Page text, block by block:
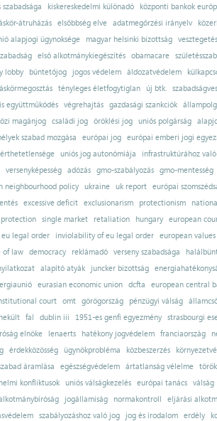
kiskereskedelmi különadó
központi bankok
átruházás
elsőbbség elve adatmegőrzési irányelv
alapjogi ügynoksége
magyar helsinki bizottság
vesztegetés
első alkotmánykiegészítés obamacare
lobby
büntetőjog jogos védelem áldozatvédelem
tényleges életfogytiglan új btk.
együttműködés
végrehajtás gazdasági szankciók
magánjog
családi jog öröklési jog uniós polgárság
szabad mozgása
európai jog európai emberi jogi
uniós jog autonómiája
infrastruktúrához
versenyképesség adózás gmo-szabályozás gmo-mentesség
neighbourhood policy
ukraine uk report
európai
excessive deficit exclusionarism protectionism
single market retaliation hungary
european
legal order
inviolability of eu legal order
european values
of law
democracy reklámadó verseny szabadsága
alapító atyák juncker bizottság
eurasian economic union dcfta
european central
court
omt görögország pénzügyi válság
fal dublin iii 1951-es genfi egyezmény
strasbourgi
elnöke
lenaerts hatékony jogvédelem franciaország
érdekközösség ügynökprobléma közbeszerzés
áramlása
egészségvédelem ártatlanság vélelme
konfliktusok uniós válságkezelés európai tanács válság
jogállamiság normakontroll
eljárási
szabályozáshoz való jog jog és irodalom erdély